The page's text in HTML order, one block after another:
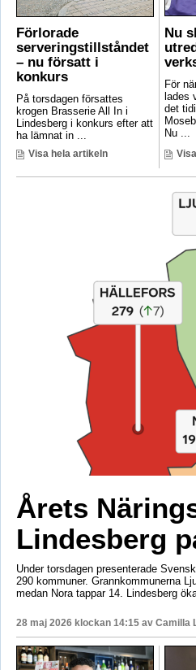
Förlorade
serveringstillståndet
– nu försatt i
konkurs
På torsdagen försattes
krogen Brasserie All In i
Lindesberg i konkurs efter att
ha lämnat in ...
Visa hela artikeln
Nu
För
lades
det
Nu ...
Årets
Lindesberg
Under torsdagen presenterade
290 kommuner. Grannkommunerna
medan Nora tappar 14. Lindesberg
28 maj 2026 klockan 14:15 av Camilla